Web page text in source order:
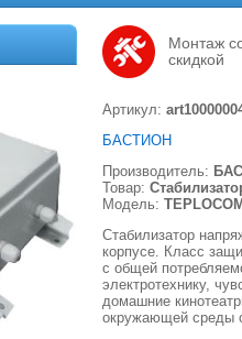
Монтаж
скидкой
Артикул:
БАСТИОН
Производитель:
Товар:
Модель:
Стабилизатор
корпусе. Класс
с общей
электротехнику,
домашние
окружающей среды